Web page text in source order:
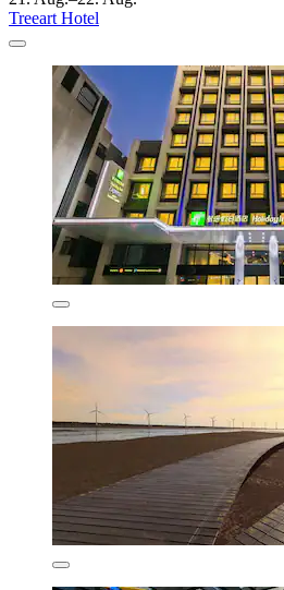
Treeart Hotel